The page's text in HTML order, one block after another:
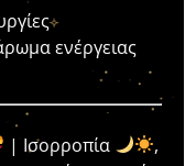
ενέργειας
| Ισορροπία
,